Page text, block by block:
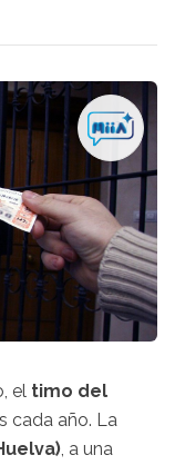
el timo del
cada año. La
, a una